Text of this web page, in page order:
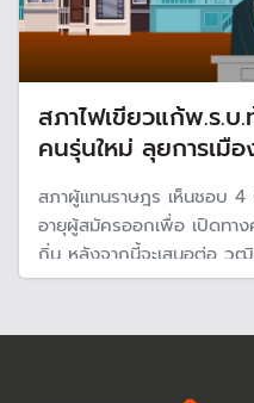
สภาไฟเขียวแก้พ.ร.
คนรุ่นใหม่ ลุยการเมื
สภาผู้แทนราษฎร เห็นชอบ
อายุผู้สมัครออกเพื่อ เปิดทา
ถิ่น หลังจากนี้จะเสนอต่อ วุฒิสภาพิจารณา ซึ่งคาดว่าจะ
สามารถทันการจัดเลือกตั้งท้